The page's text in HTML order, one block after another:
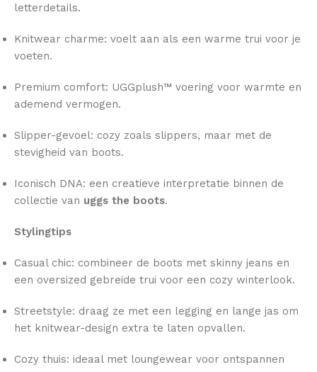
letterdetails.
Knitwear charme: voelt aan als een warme trui voor je
voeten.
Premium comfort: UGGplush™ voering voor warmte en
ademend vermogen.
Slipper-gevoel: cozy zoals slippers, maar met de
stevigheid van boots.
Iconisch DNA: een creatieve interpretatie binnen de
collectie van uggs the boots.
Stylingtips
Casual chic: combineer de boots met skinny jeans en
een oversized gebreide trui voor een cozy winterlook.
Streetstyle: draag ze met een legging en lange jas om
het knitwear-design extra te laten opvallen.
Cozy thuis: ideaal met loungewear voor ontspannen